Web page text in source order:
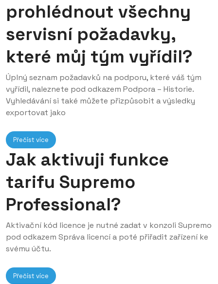
prohlédnout všechny
servisní požadavky,
které můj tým vyřídil?
Úplný seznam požadavků na podporu, které váš tým
vyřídil, naleznete pod odkazem Podpora – Historie.
Vyhledávání si také můžete přizpůsobit a výsledky
exportovat jako
Přečíst více
Jak aktivuji funkce
tarifu Supremo
Professional?
Aktivační kód licence je nutné zadat v konzoli Supremo
pod odkazem Správa licencí a poté přiřadit zařízení ke
svému účtu.
Přečíst více